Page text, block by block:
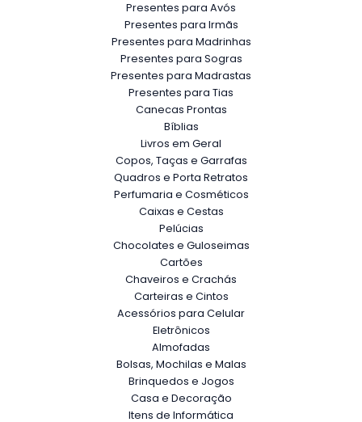
Presentes para Avós
Presentes para Irmãs
Presentes para Madrinhas
Presentes para Sogras
Presentes para Madrastas
Presentes para Tias
Canecas Prontas
Bíblias
Livros em Geral
Copos, Taças e Garrafas
Quadros e Porta Retratos
Perfumaria e Cosméticos
Caixas e Cestas
Pelúcias
Chocolates e Guloseimas
Cartões
Chaveiros e Crachás
Carteiras e Cintos
Acessórios para Celular
Eletrônicos
Almofadas
Bolsas, Mochilas e Malas
Brinquedos e Jogos
Casa e Decoração
Itens de Informática